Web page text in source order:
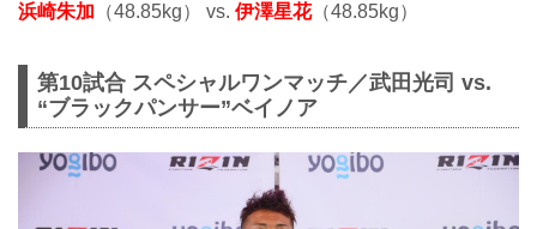
浜崎朱加 （48.85kg） vs. 伊澤星花（48.85kg）
第10試合 スペシャルワンマッチ／武田光司 vs.
“ブラックパンサー”ベイノア